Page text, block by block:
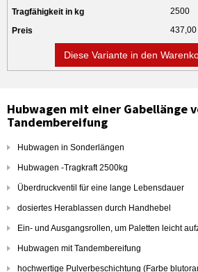
2500
437,00
Diese Variante in den
Hubwagen mit einer Gabellänge
Tandembereifung
Hubwagen in Sonderlängen
Hubwagen -Tragkraft 2500kg
Überdruckventil für eine lange Lebensdauer
dosiertes Herablassen durch Handhebel
Ein- und Ausgangsrollen, um Paletten leicht
Hubwagen mit Tandembereifung
hochwertige Pulverbeschichtung (Farbe